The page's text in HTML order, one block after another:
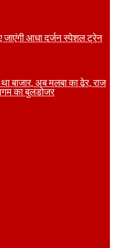
जाएंगी आधा दर्जन स्पेशल ट्रेन
बाजार, अब मलबा का ढेर, राज
का बुलडोजर